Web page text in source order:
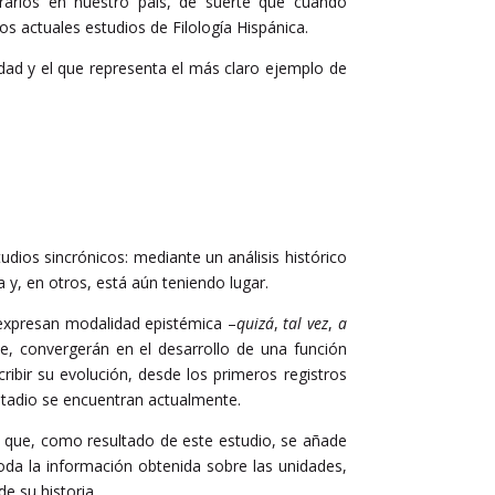
actuales estudios de Filología Hispánica.
y el que representa el más claro ejemplo de
sincrónicos: mediante un análisis histórico
y, en otros, está aún teniendo lugar.
modalidad epistémica –quizá,tal vez, a
convergerán en el desarrollo de una función
su evolución, desde los primeros registros
se encuentran actualmente.
como resultado de este estudio, se añade
la información obtenida sobre las unidades,